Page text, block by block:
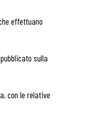
effettuano
sulla
con le relative